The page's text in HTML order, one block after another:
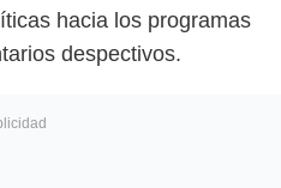
hacia los programas
despectivos.